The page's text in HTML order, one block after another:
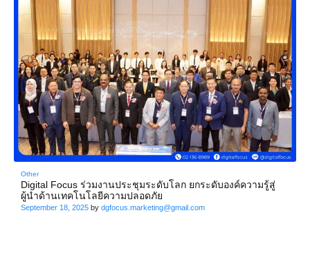
Other
Digital Focus ร่วมงานประชุมระดับโลก ยกระดับองค์ความรู้สู่
ผู้นำด้านเทคโนโลยีความปลอดภัย
September 18, 2025 by dgfocus.marketing@gmail.com